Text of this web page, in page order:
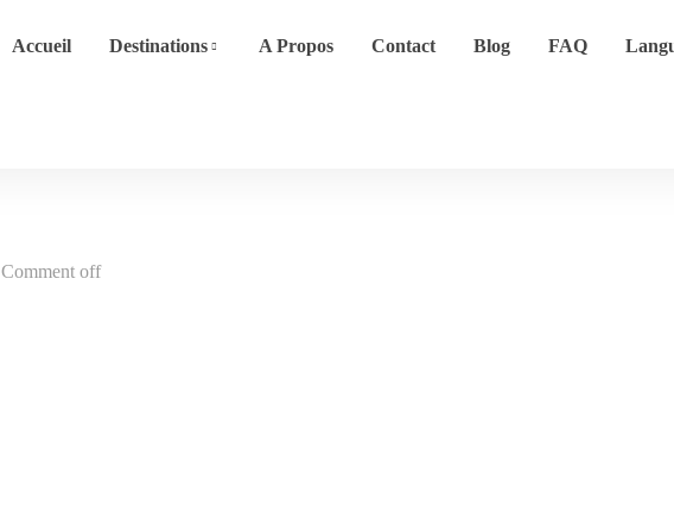
Accueil Destinations A Propos Contact Blog FAQ
Comment off